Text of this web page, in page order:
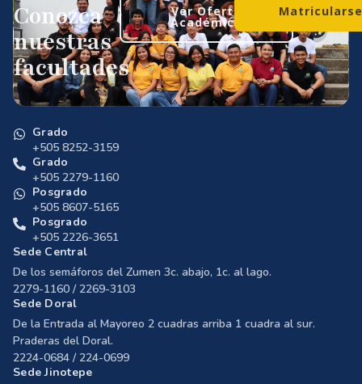
Conozca
nuestras
facultades
Ver Oferta
Académica
Grado
+505 8252-3159
Grado
+505 2279-1160
Posgrado
+505 8607-5165
Posgrado
+505 2226-3651
Sede Central
De los semáforos del Zumen 3c. abajo, 1c. al lago.
2279-1160 / 2269-3103
Sede Doral
De la Entrada al Mayoreo 2 cuadras arriba 1 cuadra al sur.
Praderas del Doral.
2224-0684 / 224-0699
Sede Jinotepe